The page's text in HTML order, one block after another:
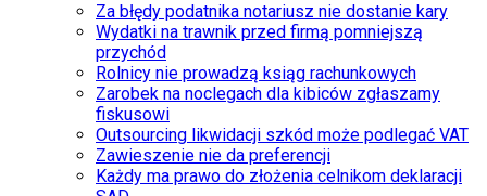
Za błędy podatnika notariusz nie dostanie kary
Wydatki na trawnik przed firmą pomniejszą
przychód
Rolnicy nie prowadzą ksiąg rachunkowych
Zarobek na noclegach dla kibiców zgłaszamy
fiskusowi
Outsourcing likwidacji szkód może podlegać VAT
Zawieszenie nie da preferencji
Każdy ma prawo do złożenia celnikom deklaracji